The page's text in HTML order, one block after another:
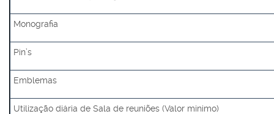
Monografia
Pin’s
Emblemas
Utilização diária de Sala de reuniões (Valor minimo)